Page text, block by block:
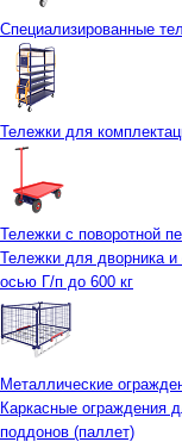
Специализированные
Тележки для
Тележки с поворотной
Тележки для дворника и
осью Г/п до 600 кг
Металлические
Каркасные ограждения
поддонов (паллет)